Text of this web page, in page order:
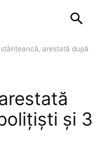
arestată după
şi 3